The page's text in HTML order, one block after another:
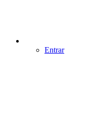
Entrar